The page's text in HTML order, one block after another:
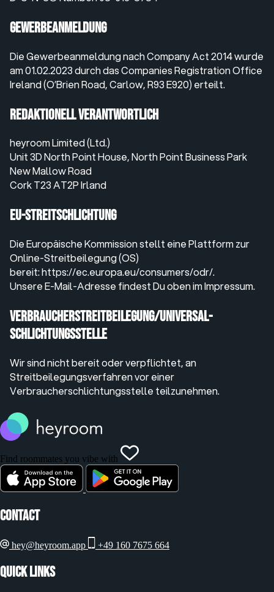
Gewerbeanmeldung
Die Gewerbeanmeldung nach Company Act 2014 wurde
am 01.02.2023 durch das Companies Registration Office
Ireland (O’Brien Road, Carlow, R93 E920) erteilt.
Redaktionell verantwortlich
heyroom Limited (Ltd.)
Unit 3D North Point House, North Point Business Park
New Mallow Road
Cork T23 AT2P Irland
EU-Streitschlichtung
Die Europäische Kommission stellt eine Plattform zur
Online-Streitbeilegung (OS)
bereit:https://ec.europa.eu/consumers/odr/.
Unsere E-Mail-Adresse findest Du oben im Impressum.
Verbraucher­streit­beilegung/Universal­
schlichtungs­stelle
Wir sind nicht bereit oder verpflichtet, an
Streitbeilegungsverfahren vor einer
Verbraucherschlichtungsstelle teilzunehmen.
Find roommates you vibe with
Contact
hey@heyroom.app +49 160 7675 664
Quick Links